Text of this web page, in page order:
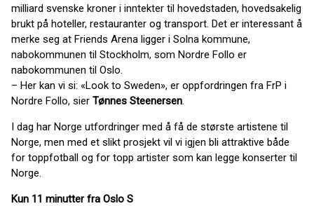
milliard svenske kroner i inntekter til hovedstaden, hovedsakelig
brukt på hoteller, restauranter og transport. Det er interessant å
merke seg at Friends Arena ligger i Solna kommune,
nabokommunen til Stockholm, som Nordre Follo er
nabokommunen til Oslo.
– Her kan vi si: «Look to Sweden», er oppfordringen fra FrP i
Nordre Follo, sier Tønnes Steenersen.
I dag har Norge utfordringer med å få de største artistene til
Norge, men med et slikt prosjekt vil vi igjen bli attraktive både
for toppfotball og for topp artister som kan legge konserter til
Norge.
Kun 11 minutter fra Oslo S